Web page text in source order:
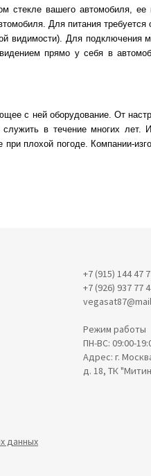
стекле вашего автомобиля, ее
Для питания
видимости). Для подключения
прямо у себя в
с ней оборудование. От
в течение многих лет.
плохой погоде. Компании-
+7 (915) 144 47
+7 (926) 937 77
Режим работы
ПН-ВС: 09:00-
Адрес: г.
д. 18, ТК
данных